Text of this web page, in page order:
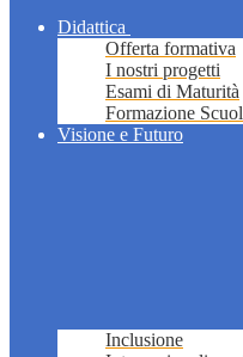
Didattica
Offerta formativa
I nostri progetti
Esami di Maturità
Formazione
Visione e Futuro
Inclusione